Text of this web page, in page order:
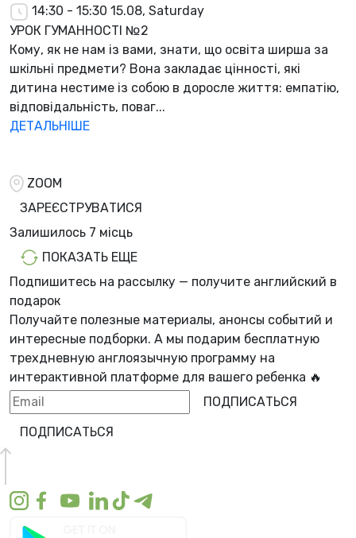
14:30 - 15:30 15.08, Saturday
УРОК ГУМАННОСТІ №2
Кому, як не нам із вами, знати, що освіта ширша за
шкільні предмети? Вона закладає цінності, які
дитина нестиме із собою в доросле життя: емпатію,
відповідальність, поваг...
ДЕТАЛЬНІШЕ
ZOOM
ЗАРЕЄСТРУВАТИСЯ
Залишилось 7 місць
ПОКАЗАТЬ ЕЩЕ
Подпишитесь на рассылку — получите английский в
подарок
Получайте полезные материалы, анонсы событий и
интересные подборки. А мы подарим бесплатную
трехдневную англоязычную программу на
интерактивной платформе для вашего ребенка 🔥
ПОДПИСАТЬСЯ
ПОДПИСАТЬСЯ